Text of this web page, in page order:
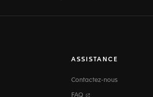
ASSISTANCE
Contactez-nous
FAQ